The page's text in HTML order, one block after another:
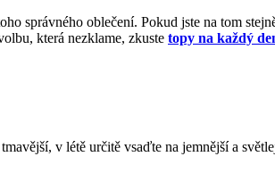
správného oblečení. Pokud jste na tom
která nezklame, zkuste topy na každý
v létě určitě vsaďte na jemnější a